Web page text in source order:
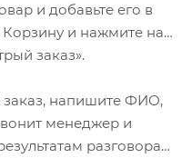
и добавьте его в
Корзину и нажмите на
заказ».
напишите ФИО,
менеджер и
разговора